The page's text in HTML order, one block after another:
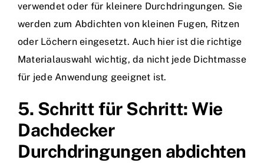
verwendet oder für kleinere Durchdringungen. Sie
werden zum Abdichten von kleinen Fugen, Ritzen
oder Löchern eingesetzt. Auch hier ist die richtige
Materialauswahl wichtig, da nicht jede Dichtmasse
für jede Anwendung geeignet ist.
5. Schritt für Schritt: Wie
Dachdecker
Durchdringungen abdichten